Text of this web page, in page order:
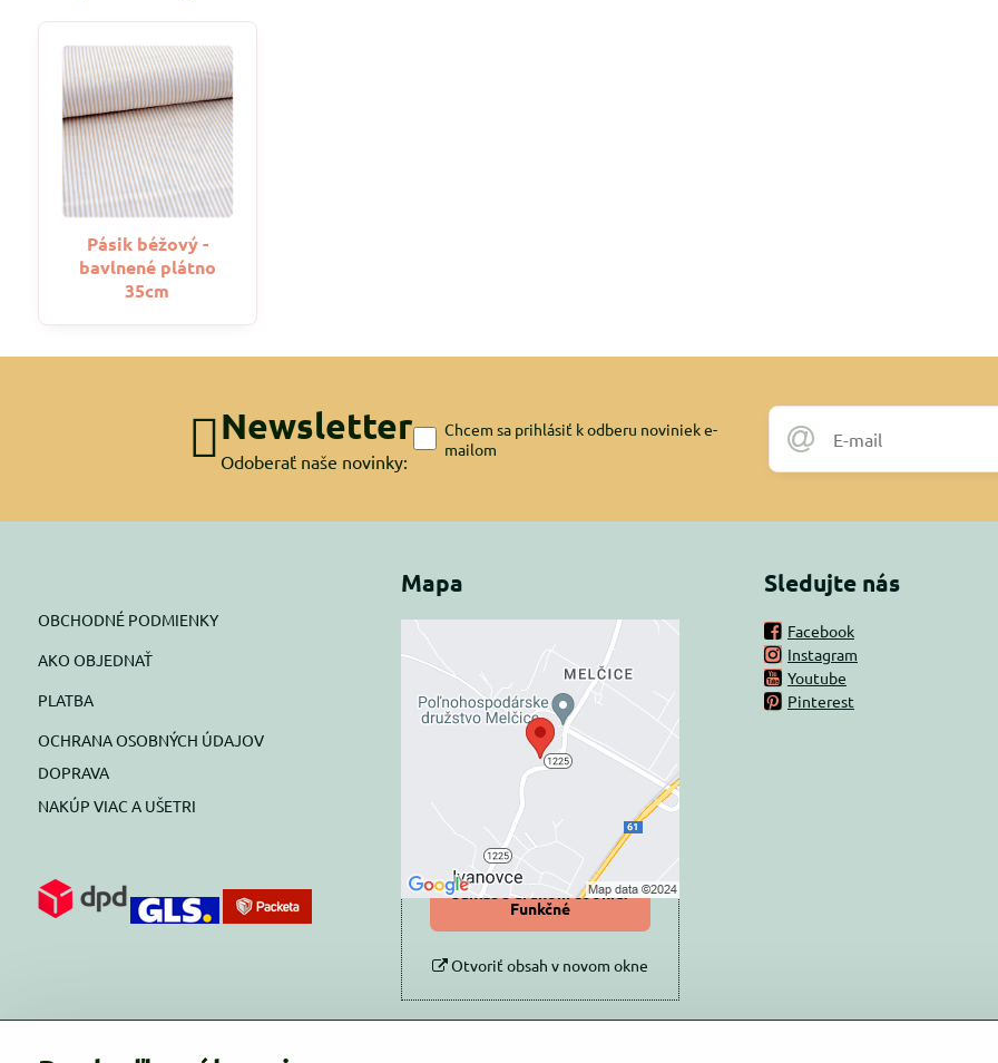
Pásik béžový -
bavlnené plátno
35cm
Newsletter
Odoberať naše novinky:
Chcem sa prihlásiť k odberu noviniek e-
mailom
OBCHODNÉ PODMIENKY
AKO OBJEDNAŤ
PLATBA
OCHRANA OSOBNÝCH ÚDAJOV
DOPRAVA
NAKÚP VIAC A UŠETRI
Mapa
Externý obsah je
blokovaný Voľbami
súkromia
Prajete si načítať externý obsah?
Povoliť tentokrát
Povoliť a zapamätať -
súhlas s druhom cookie:
Funkčné
Otvoriť obsah v novom okne
Sledujte nás
Facebook
Instagram
Youtube
Pinterest